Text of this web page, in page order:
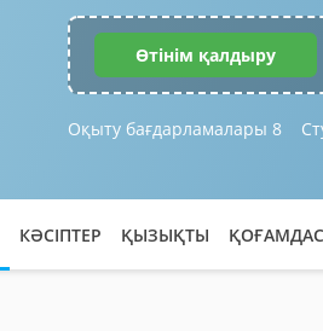
Өтінім қалдыру
Оқыту бағдарламалары 8
КӘСІПТЕР ҚЫЗЫҚТЫ